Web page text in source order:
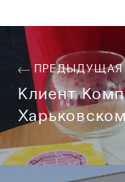
ПРЕДЫДУЩАЯ
Клиент